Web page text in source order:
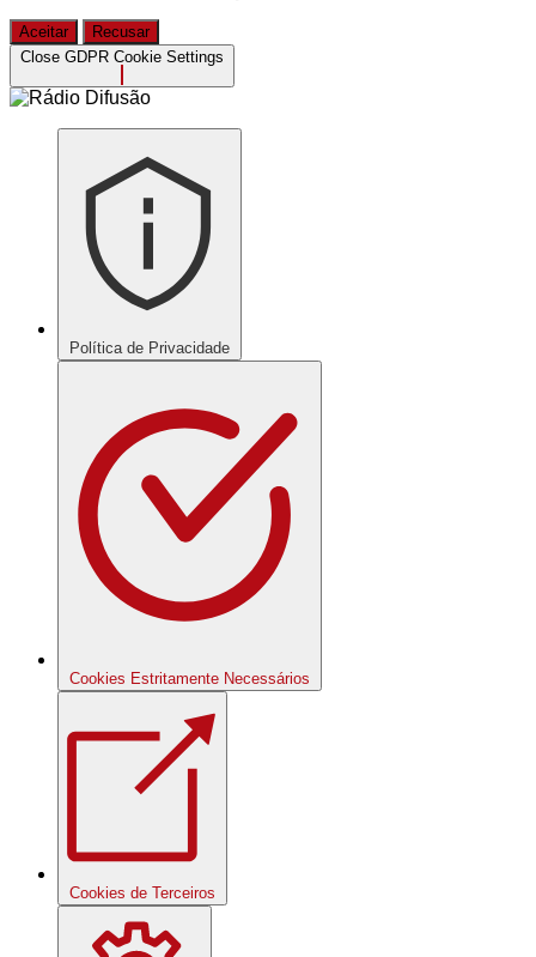
Aceitar
Recusar
Close GDPR Cookie Settings
Política de Privacidade
Cookies Estritamente Necessários
Cookies de Terceiros